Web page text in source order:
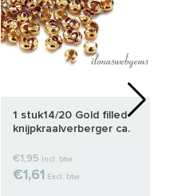
1 stuk14/20 Gold filled
knijpkraalverberger ca.
€1,95 Incl. btw
€1,61 Excl. btw